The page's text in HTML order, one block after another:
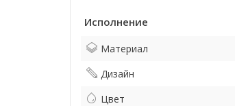
Исполнение
Материал
Дизайн
Цвет